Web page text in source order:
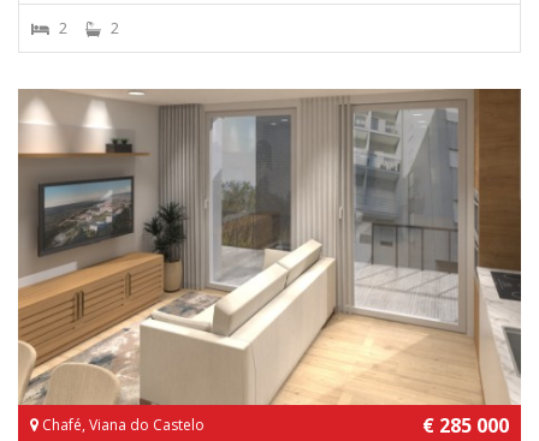
2 2
Chafé, Viana do Castelo € 285 000